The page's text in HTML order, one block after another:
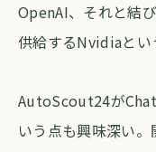
OpenAI、それと結
供給するNvidiaとい
AutoScout24が
いう点も興味深い